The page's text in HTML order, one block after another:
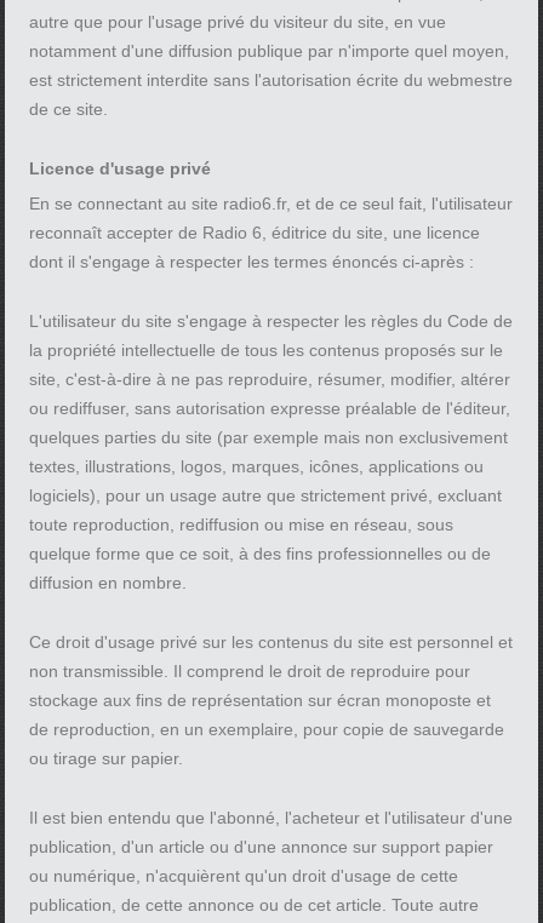
autre que pour l'usage privé du visiteur du site, en vue
notamment d'une diffusion publique par n'importe quel moyen,
est strictement interdite sans l'autorisation écrite du webmestre
de ce site.
Licence d'usage privé
En se connectant au site radio6.fr, et de ce seul fait, l'utilisateur
reconnaît accepter de Radio 6, éditrice du site, une licence
dont il s'engage à respecter les termes énoncés ci-après :
L'utilisateur du site s'engage à respecter les règles du Code de
la propriété intellectuelle de tous les contenus proposés sur le
site, c'est-à-dire à ne pas reproduire, résumer, modifier, altérer
ou rediffuser, sans autorisation expresse préalable de l'éditeur,
quelques parties du site (par exemple mais non exclusivement
textes, illustrations, logos, marques, icônes, applications ou
logiciels), pour un usage autre que strictement privé, excluant
toute reproduction, rediffusion ou mise en réseau, sous
quelque forme que ce soit, à des fins professionnelles ou de
diffusion en nombre.
Ce droit d'usage privé sur les contenus du site est personnel et
non transmissible. Il comprend le droit de reproduire pour
stockage aux fins de représentation sur écran monoposte et
de reproduction, en un exemplaire, pour copie de sauvegarde
ou tirage sur papier.
Il est bien entendu que l'abonné, l'acheteur et l'utilisateur d'une
publication, d'un article ou d'une annonce sur support papier
ou numérique, n'acquièrent qu'un droit d'usage de cette
publication, de cette annonce ou de cet article. Toute autre